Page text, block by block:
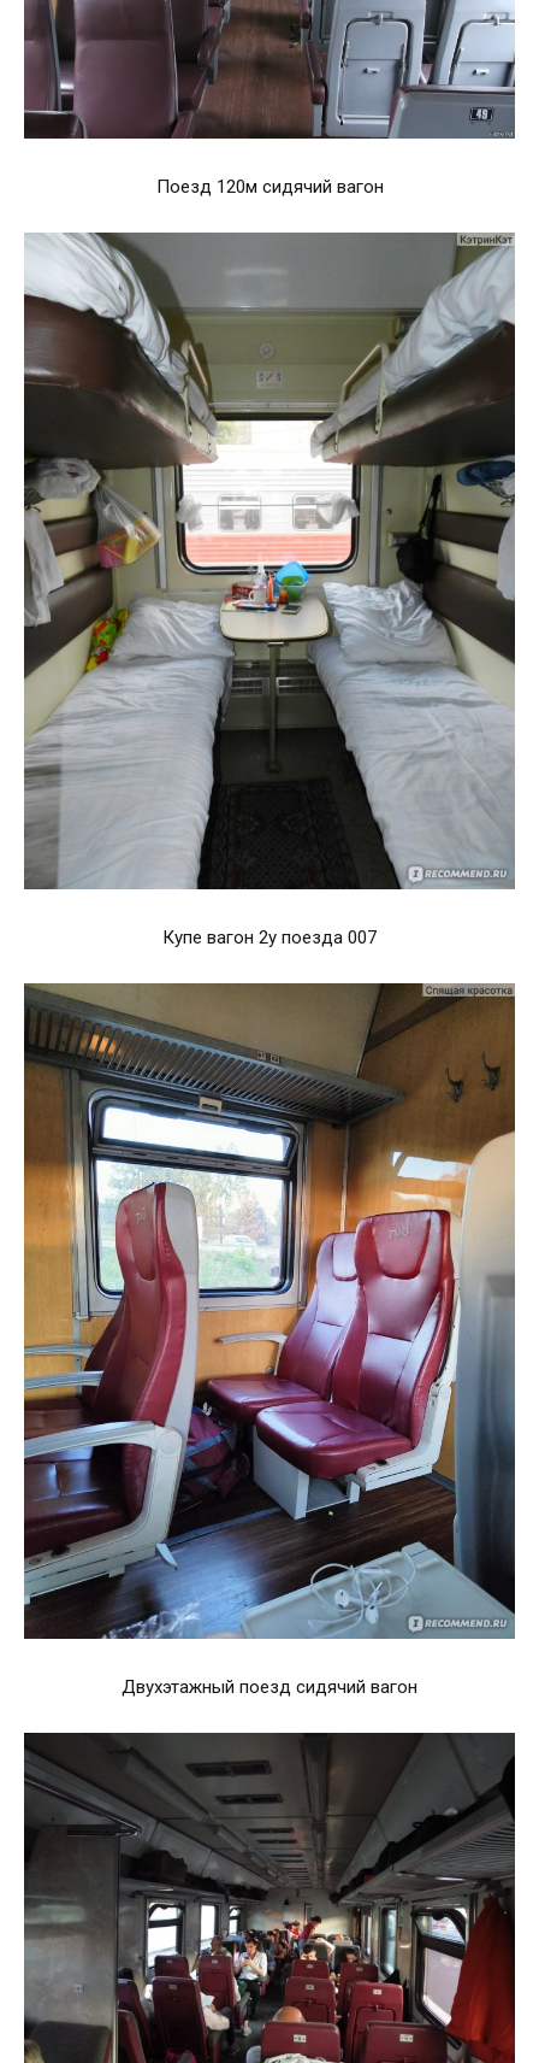
Поезд 120м сидячий вагон
Купе вагон 2у поезда 007
Двухэтажный поезд сидячий вагон